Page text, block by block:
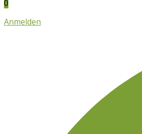
0
Anmelden